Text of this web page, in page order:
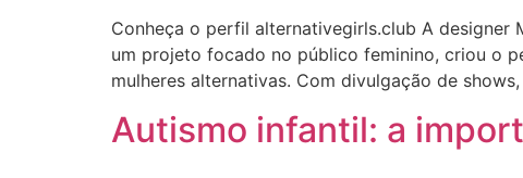
Conheça o perfil alternativegirls.club A designer
um projeto focado no público feminino, criou o
mulheres alternativas. Com divulgação de
Autismo infantil: a